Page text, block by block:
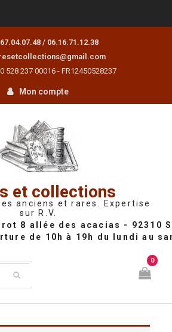
/ 06.16.71.12.38
528 237 00016 - FR12450528237
Mon compte
et collections
anciens et rares. Expertise
sur R.V.
0